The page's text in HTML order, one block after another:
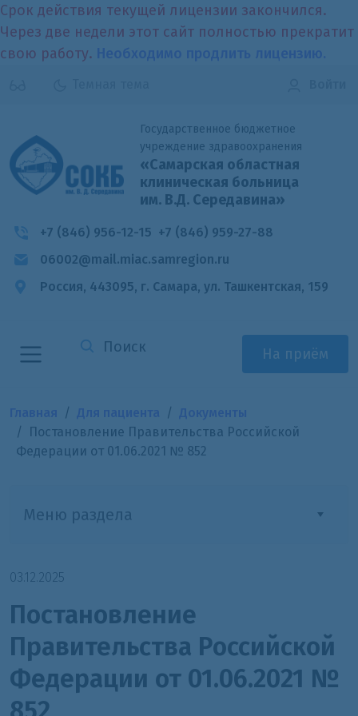
Срок действия текущей лицензии закончился.
Через две недели этот сайт полностью прекратит
свою работу.
Государственное бюджетное
учреждение здравоохранения
«Самарская областная
клиническая больница
им. В.Д. Середавина»
+7 (846) 956-12-15 +7 (846) 959-27-88
06002@mail.miac.samregion.ru
Россия, 443095, г. Самара, ул. Ташкентская, 159
На приём
Постановление Правительства Российской
Федерации от 01.06.2021 № 852
Меню раздела
03.12.2025
Постановление
Правительства Российской
Федерации от 01.06.2021 №